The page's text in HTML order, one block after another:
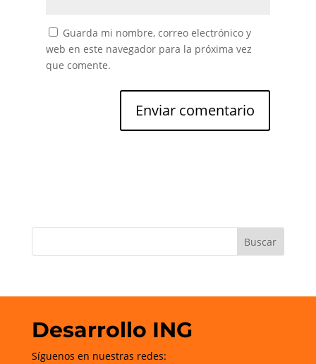
Guarda mi nombre, correo electrónico y
web en este navegador para la próxima vez
que comente.
Desarrollo ING
Síguenos en nuestras redes: